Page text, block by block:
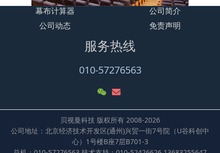
幕布计算器
公司简介
公司动态
免责声明
服务热线
010-57276563
贝视曼科技 版权所有 2008-2026
公司地址：北京经济技术开发区(通州)兴贸一街7号院（U谷科创中
心）1号楼B座7层B701-3